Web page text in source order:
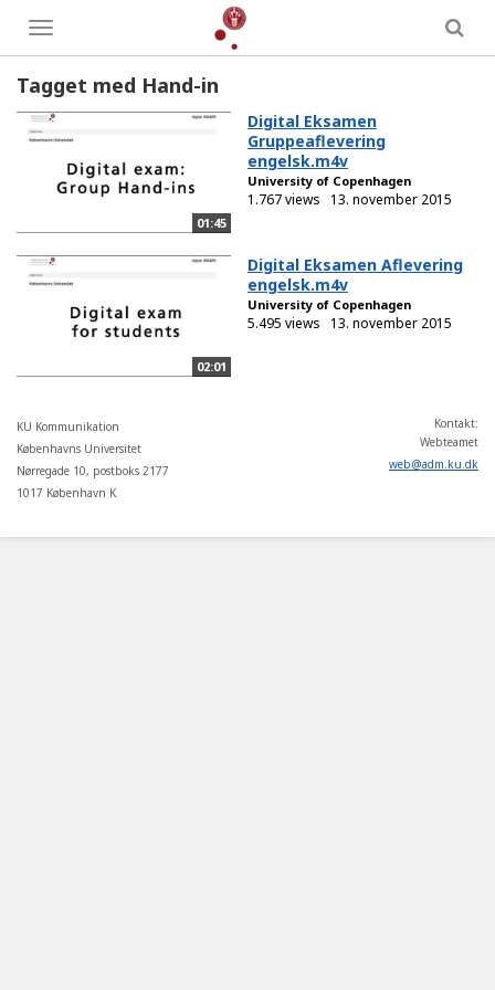
Toggle
menu
Tagget med Hand-in
01:45
Digital Eksamen
Gruppeaflevering
engelsk.m4v
University of Copenhagen
1.767 views 13. november 2015
02:01
Digital Eksamen Aflevering
engelsk.m4v
University of Copenhagen
5.495 views 13. november 2015
KU Kommunikation
Københavns Universitet
Nørregade 10, postboks 2177
1017 København K
Kontakt:
Webteamet
web@adm.ku.dk